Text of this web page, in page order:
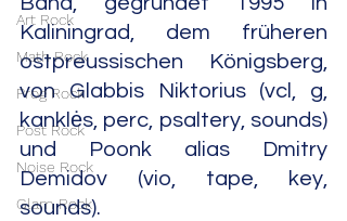
Art Rock
Math Rock
Prog Rock
Post Rock
Noise Rock
Glam Rock
Kaliningrad, dem früheren
ostpreussischen Königsberg,
von Glabbis Niktorius (vcl, g,
kanklės, perc, psaltery, sounds)
und Poonk alias Dmitry
Demidov (vio, tape, key,
sounds).